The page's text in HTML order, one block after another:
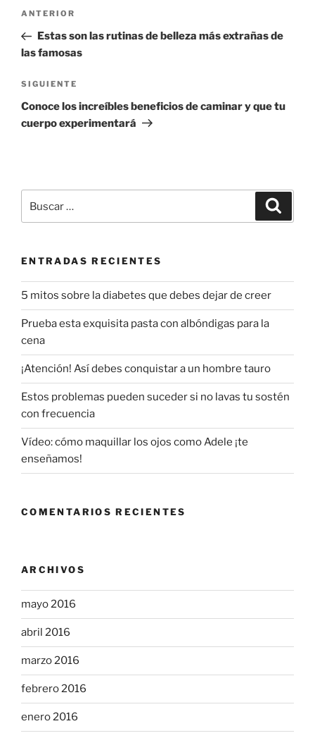
Navegación
entradas
Entrada
anterior:
ANTERIOR
Estas son las rutinas de belleza más extrañas de
las famosas
Siguiente
entrada
SIGUIENTE
Conoce los increíbles beneficios de caminar y que tu
cuerpo experimentará
por:
ENTRADAS RECIENTES
5 mitos sobre la diabetes que debes dejar de creer
Prueba esta exquisita pasta con albóndigas para la
cena
¡Atención! Así debes conquistar a un hombre tauro
Estos problemas pueden suceder si no lavas tu sostén
con frecuencia
Vídeo: cómo maquillar los ojos como Adele ¡te
enseñamos!
COMENTARIOS RECIENTES
ARCHIVOS
mayo 2016
abril 2016
marzo 2016
febrero 2016
enero 2016